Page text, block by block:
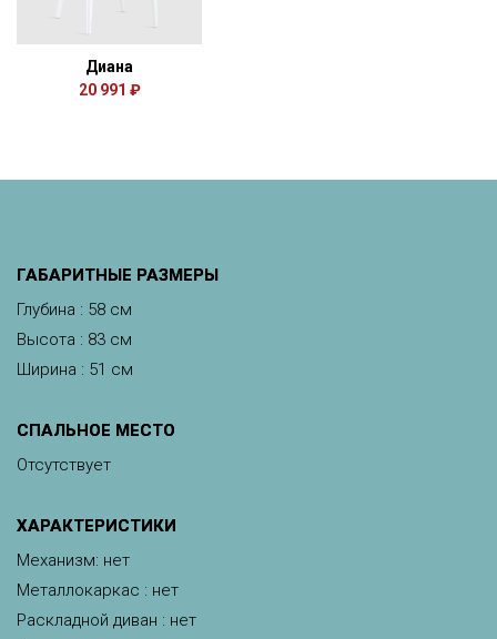
Диана
20 991 ₽
ГАБАРИТНЫЕ РАЗМЕРЫ
Глубина : 58 см
Высота : 83 см
Ширина : 51 см
СПАЛЬНОЕ МЕСТО
Отсутствует
ХАРАКТЕРИСТИКИ
Механизм: нет
Металлокаркас : нет
Раскладной диван : нет